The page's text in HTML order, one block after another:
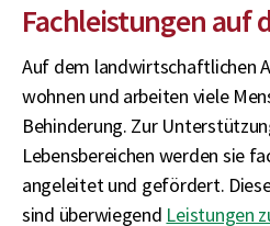
Fachleistungen auf
Auf dem landwirtschaftlichen
wohnen und arbeiten viele
Behinderung. Zur
Lebensbereichen werden sie
angeleitet und gefördert.
sind überwiegend Leistungen